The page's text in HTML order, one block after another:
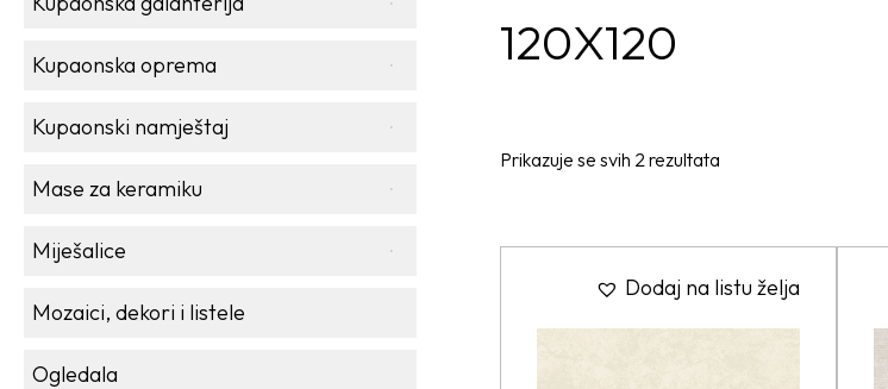
Kupaonska oprema
Kupaonski namještaj
Mase za keramiku
Miješalice
Mozaici, dekori i listele
Ogledala
120X120
Prikazuje se svih 2 rezultata
Dodaj na listu želja